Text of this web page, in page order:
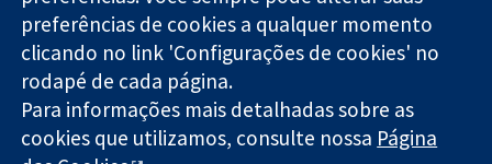
A Cochrane Collaboration é uma organização sem fins lucrativos
(caridade nº 1045921) e uma empresa limitada por garantia (nº
03044323) registrada na Inglaterra e no País de Gales.
preferências de cookies a qualquer momento
clicando no link 'Configurações de cookies' no
rodapé de cada página.
Para informações mais detalhadas sobre as
cookies que utilizamos, consulte nossa Página